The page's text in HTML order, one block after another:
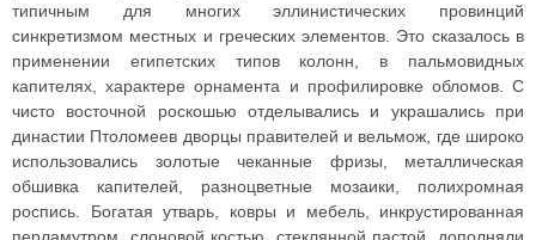
типичным для многих эллинистических провинций
синкретизмом местных и греческих элементов. Это сказалось в
применении египетских типов колонн, в пальмовидных
капителях, характере орнамента и профилировке обломов. С
чисто восточной роскошью отделывались и украшались при
династии Птоломеев дворцы правителей и вельмож, где широко
использовались золотые чеканные фризы, металлическая
обшивка капителей, разноцветные мозаики, полихромная
роспись. Богатая утварь, ковры и мебель, инкрустированная